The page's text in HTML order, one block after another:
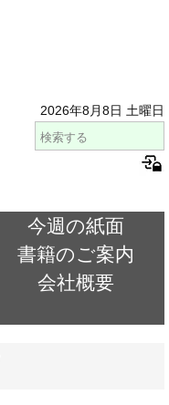
2026年8月8日 土曜日
今週の紙面
書籍のご案内
会社概要